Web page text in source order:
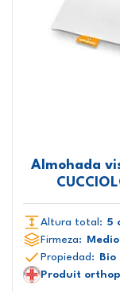
Almohada
Altura total: 5
Firmeza:
Propiedad:
Bio
Produit